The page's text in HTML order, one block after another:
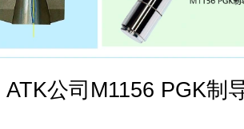
公司M1156 PGK制